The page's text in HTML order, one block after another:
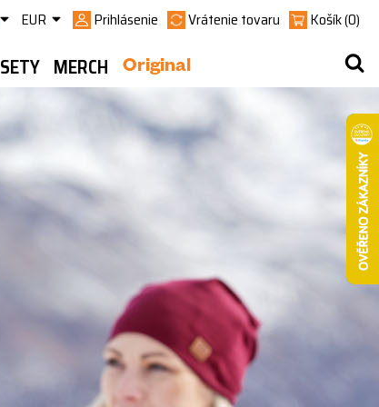
EUR Prihlásenie Vrátenie tovaru Košík(0)
SETY Original
MERCH